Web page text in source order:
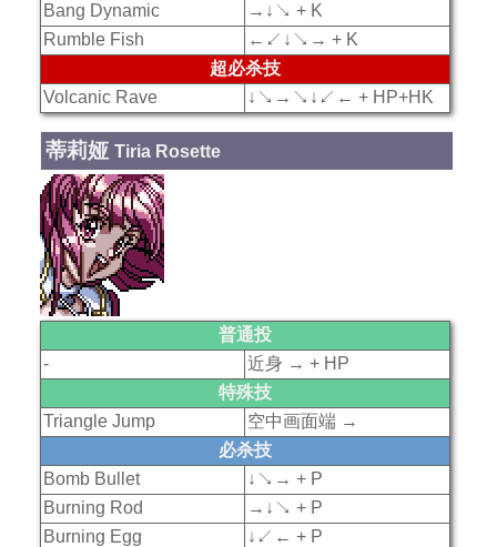
Bang Dynamic
→↓↘ + K
Rumble Fish
←↙↓↘→ + K
超必杀技
Volcanic Rave
↓↘→↘↓↙← + HP+HK
蒂莉娅 Tiria Rosette
普通投
-
近身 → + HP
特殊技
Triangle Jump
空中画面端 →
必杀技
Bomb Bullet
↓↘→ + P
Burning Rod
→↓↘ + P
Burning Egg
↓↙← + P